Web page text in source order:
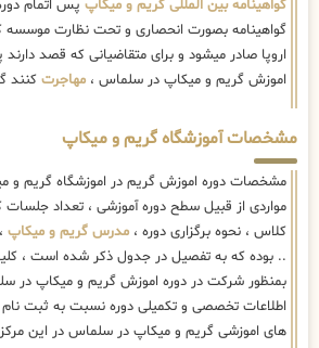
گواهینامه بین المللی گریم و میکاپ پس اتمام
گواهینامه بصورت انحصاری و تحت نظارت
اروپا صادر میشود و برای متقاضیانی که قصد
اموزش گریم و میکاپ در سلماس ، مهاجرت کنند
مشخصات آموزشگاه گریم و میکاپ
مشخصات دوره اموزش گریم در اموزشگاه گریم
مواردی از قبیل سطح دوره آموزشی ، تعداد
کلاس ، نحوه برگزاری دوره ، مدرس گریم و میکاپ
.. بوده که به تفصیل در جدول ذکر شده است ،
بمنظور شرکت در دوره اموزش گریم و میکاپ در
اطلاعات تخصصی و تکمیلی دوره نسبت به ثبت
های اموزشی گریم و میکاپ در سلماس در این مرکز